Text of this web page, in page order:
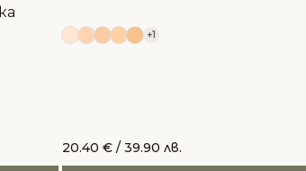
+1
20.40 € / 39.90 лв.